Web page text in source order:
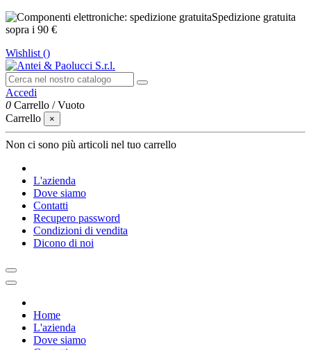
Spedizione gratuita
sopra i 90 €
Wishlist ()
Accedi
0 Carrello /Vuoto
Carrello
×
Non ci sono più articoli nel tuo carrello
L'azienda
Dove siamo
Contatti
Recupero password
Condizioni di vendita
Dicono di noi
Home
L'azienda
Dove siamo